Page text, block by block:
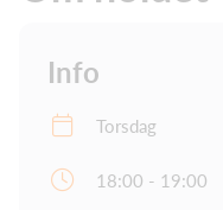
Info
Torsdag
18:00 - 19:00